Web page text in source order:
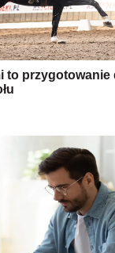
to przygotowanie